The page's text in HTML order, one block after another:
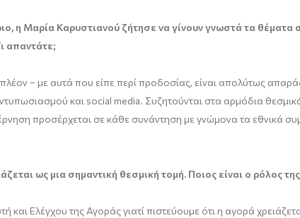
η Μαρία Καρυστιανού ζήτησε να γίνουν γνωστά τα θέματα
απαντάτε;
– με αυτά που είπε περί προδοσίας, είναι απολύτως
και social media. Συζητούνται στα αρμόδια
προσέρχεται σε κάθε συνάντηση με γνώμονα τα εθνικά
ως μια σημαντική θεσμική τομή. Ποιος είναι ο ρόλος
Ελέγχου της Αγοράς γιατί πιστεύουμε ότι η αγορά